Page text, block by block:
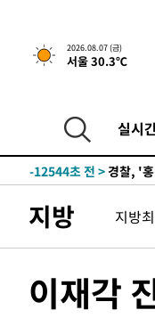
2026.08.07 (금)
서울 30.3℃
실시
6시간 전 >내일까지 39
-15630초 전 >'월드컵
-13859초 전 >
축구협
-12544초 전 >
31분 전 >[속보]합참 "
1시간 전 >
[속보]
1시간 전 >[속보]합참 "
1시간 전 >[속보]7~9일
지방 지방
이재각